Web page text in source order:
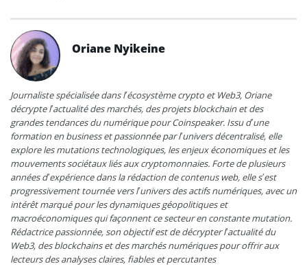
Oriane Nyikeine
Journaliste spécialisée dans l’écosystème crypto et Web3, Oriane
décrypte l’actualité des marchés, des projets blockchain et des
grandes tendances du numérique pour Coinspeaker. Issu d’une
formation en business et passionnée par l’univers décentralisé, elle
explore les mutations technologiques, les enjeux économiques et les
mouvements sociétaux liés aux cryptomonnaies. Forte de plusieurs
années d’expérience dans la rédaction de contenus web, elle s’est
progressivement tournée vers l’univers des actifs numériques, avec un
intérêt marqué pour les dynamiques géopolitiques et
macroéconomiques qui façonnent ce secteur en constante mutation.
Rédactrice passionnée, son objectif est de décrypter l’actualité du
Web3, des blockchains et des marchés numériques pour offrir aux
lecteurs des analyses claires, fiables et percutantes